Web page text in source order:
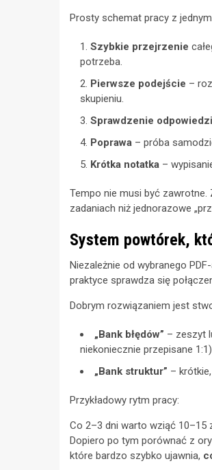
Prosty schemat pracy z
Szybkie przejrzenie
potrzeba.
Pierwsze podejście –
skupieniu.
Sprawdzenie odpowiedzi
Poprawa – próba
Krótka notatka –
Tempo nie musi być
zadaniach niż jednorazowe
System powtórek,
Niezależnie od wybranego
praktyce sprawdza się
Dobrym rozwiązaniem jest
„Bank błędów” – zeszyt
niekoniecznie przepisane
„Bank struktur” –
Przykładowy rytm pracy:
Co 2–3 dni warto wziąć 10–15
Dopiero po tym porównać z
które bardzo szybko ujawnia,